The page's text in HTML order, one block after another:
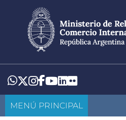
contenido
principal
Whatsapp
Twitter
Instagram
Facebook
YouTube
LinkedIn
Flickr
MENÚ PRINCIPAL